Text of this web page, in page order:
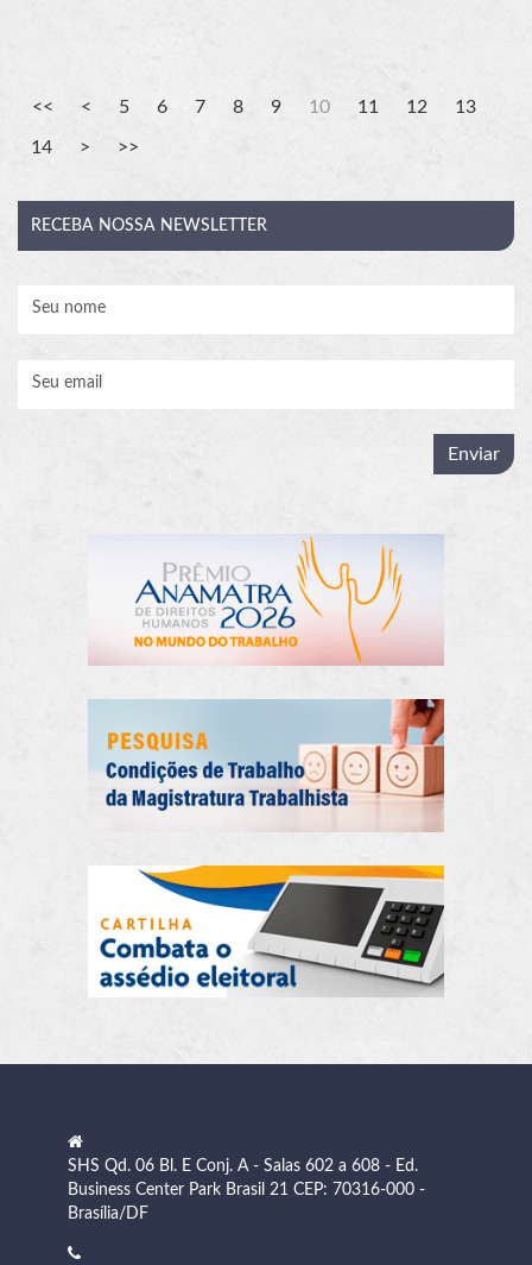
5 6 7 8 9 10 11 12 13
14
RECEBA NOSSA NEWSLETTER
SHS Qd. 06 Bl. E Conj. A - Salas 602 a 608 - Ed.
Business Center Park Brasil 21 CEP: 70316-000 -
Brasília/DF